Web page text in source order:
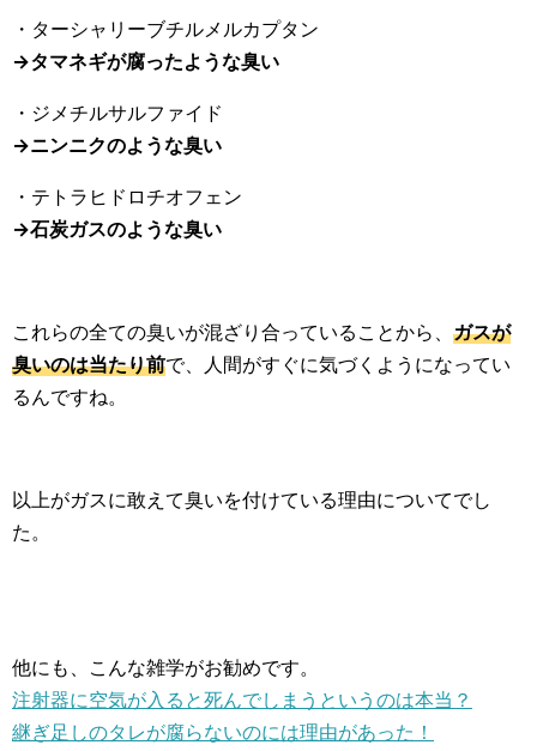
・ターシャリーブチルメルカプタン
→タマネギが腐ったような臭い
・ジメチルサルファイド
→ニンニクのような臭い
・テトラヒドロチオフェン
→石炭ガスのような臭い
これらの全ての臭いが混ざり合っていることから、 ガスが
臭いのは当たり前で、人間がすぐに気づくようになってい
るんですね。
以上がガスに敢えて臭いを付けている理由についてでし
た。
他にも、こんな雑学がお勧めです。
注射器に空気が入ると死んでしまうというのは本当？
継ぎ足しのタレが腐らないのには理由があった！